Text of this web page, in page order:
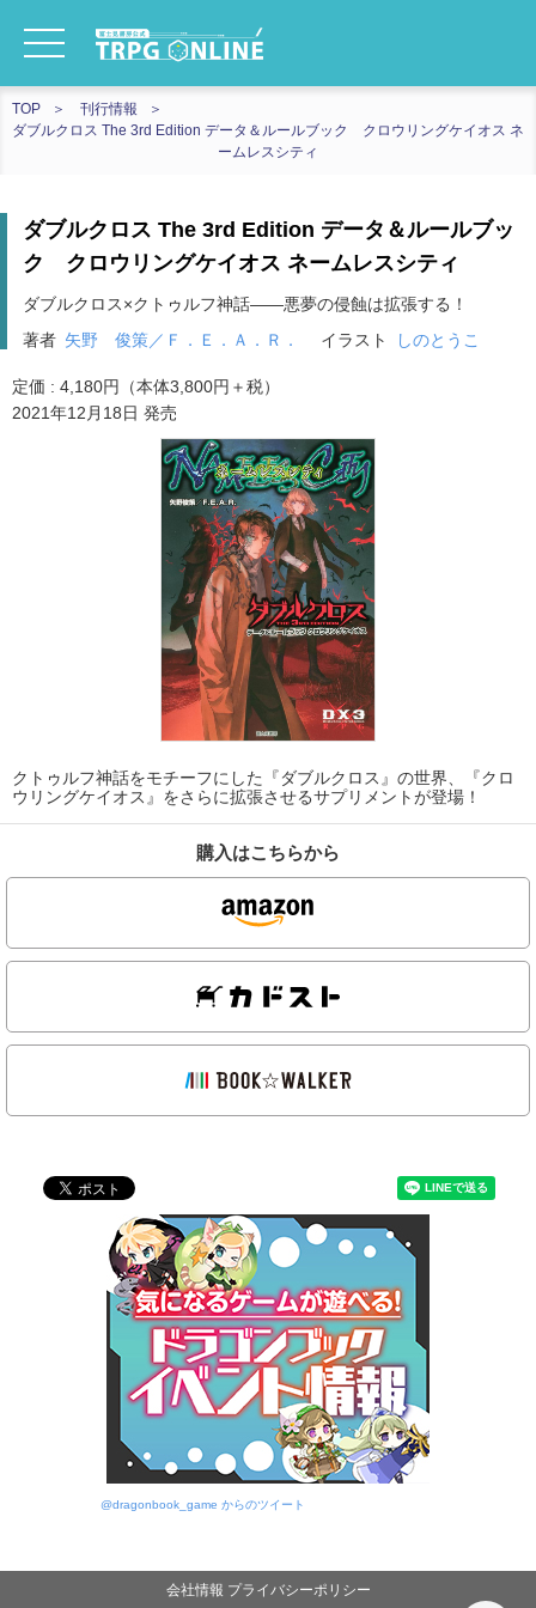
TOP
刊行情報
ダブルクロス The 3rd Edition データ＆ルールブック クロウリングケイオス ネ
ームレスシティ
ダブルクロス The 3rd Edition データ＆ルールブッ
ク クロウリングケイオス ネームレスシティ
ダブルクロス×クトゥルフ神話――悪夢の侵蝕は拡張する！
著者 矢野 俊策／Ｆ．Ｅ．Ａ．Ｒ． イラスト しのとうこ
定価 : 4,180円（本体3,800円＋税）
2021年12月18日 発売
クトゥルフ神話をモチーフにした『ダブルクロス』の世界、『クロ
ウリングケイオス』をさらに拡張させるサプリメントが登場！
購入はこちらから
@dragonbook_game からのツイート
会社情報 プライバシーポリシー